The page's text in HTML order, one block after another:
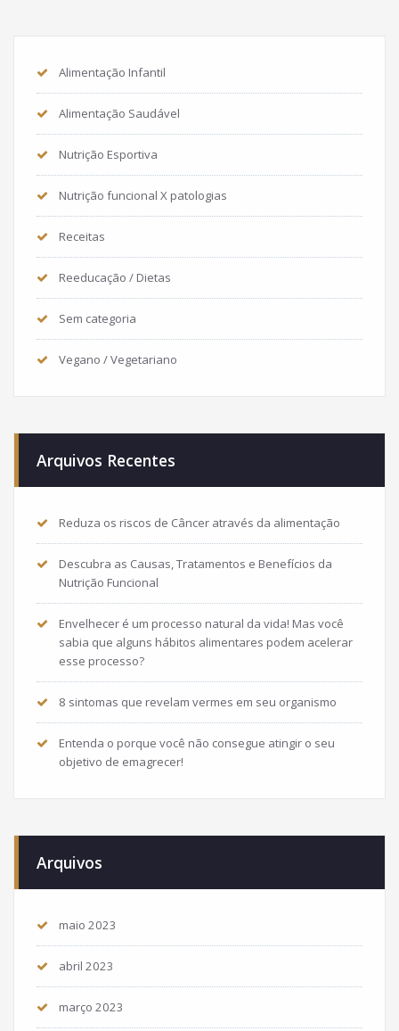
Alimentação Infantil
Alimentação Saudável
Nutrição Esportiva
Nutrição funcional X patologias
Receitas
Reeducação / Dietas
Sem categoria
Vegano / Vegetariano
Arquivos Recentes
Reduza os riscos de Câncer através da alimentação
Descubra as Causas, Tratamentos e Benefícios da
Nutrição Funcional
Envelhecer é um processo natural da vida! Mas você
sabia que alguns hábitos alimentares podem acelerar
esse processo?
8 sintomas que revelam vermes em seu organismo
Entenda o porque você não consegue atingir o seu
objetivo de emagrecer!
Arquivos
maio 2023
abril 2023
março 2023